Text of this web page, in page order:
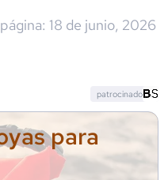
18 de junio, 2026
para
patrocinado